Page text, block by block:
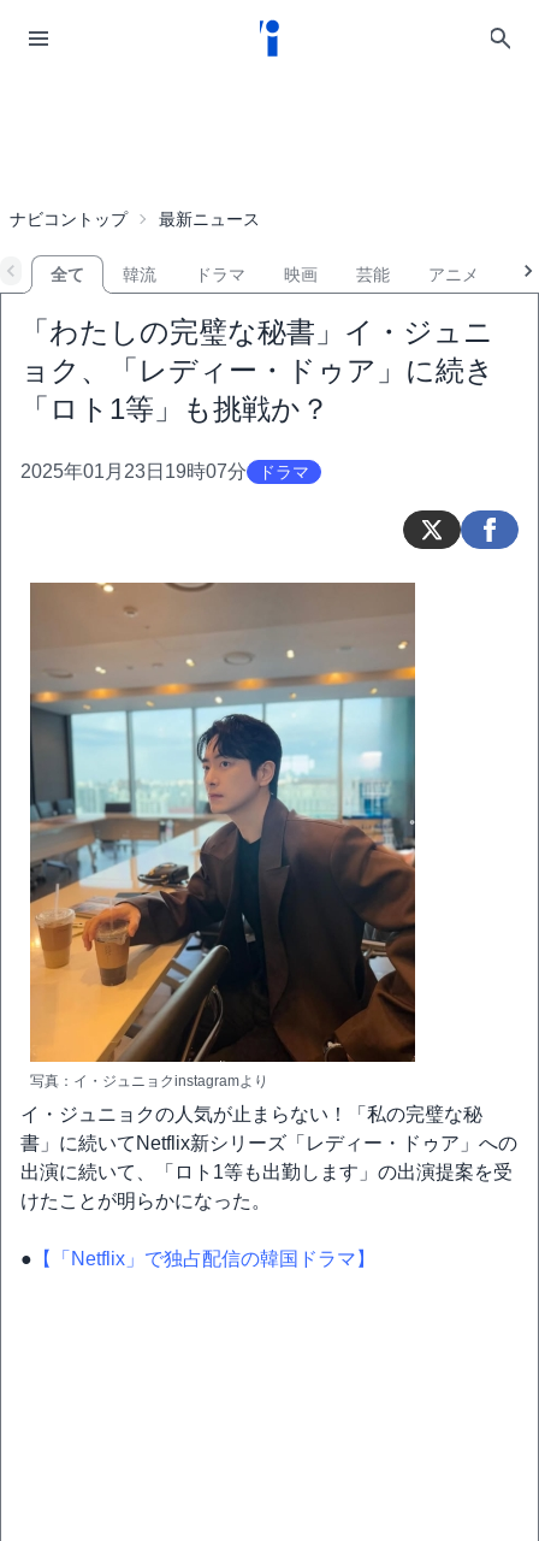
ナビコントップ 最新ニュース
全て 韓流 ドラマ 映画 芸能 アニメ
「わたしの完璧な秘書」イ・ジュニ
ョク、「レディー・ドゥア」に続き
「ロト1等」も挑戦か？
2025年01月23日19時07分 ドラマ
写真：イ・ジュニョクinstagramより
イ・ジュニョクの人気が止まらない！「私の完璧な秘
書」に続いてNetflix新シリーズ「レディー・ドゥア」への
出演に続いて、「ロト1等も出勤します」の出演提案を受
けたことが明らかになった。
● 【「Netflix」で独占配信の韓国ドラマ】